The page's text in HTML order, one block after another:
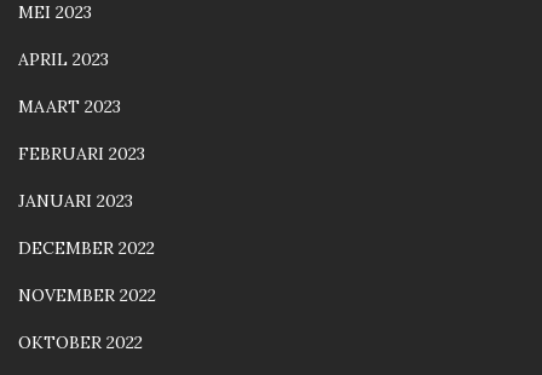
MEI 2023
APRIL 2023
MAART 2023
FEBRUARI 2023
JANUARI 2023
DECEMBER 2022
NOVEMBER 2022
OKTOBER 2022